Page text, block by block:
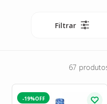
Filtrar
67
-19%